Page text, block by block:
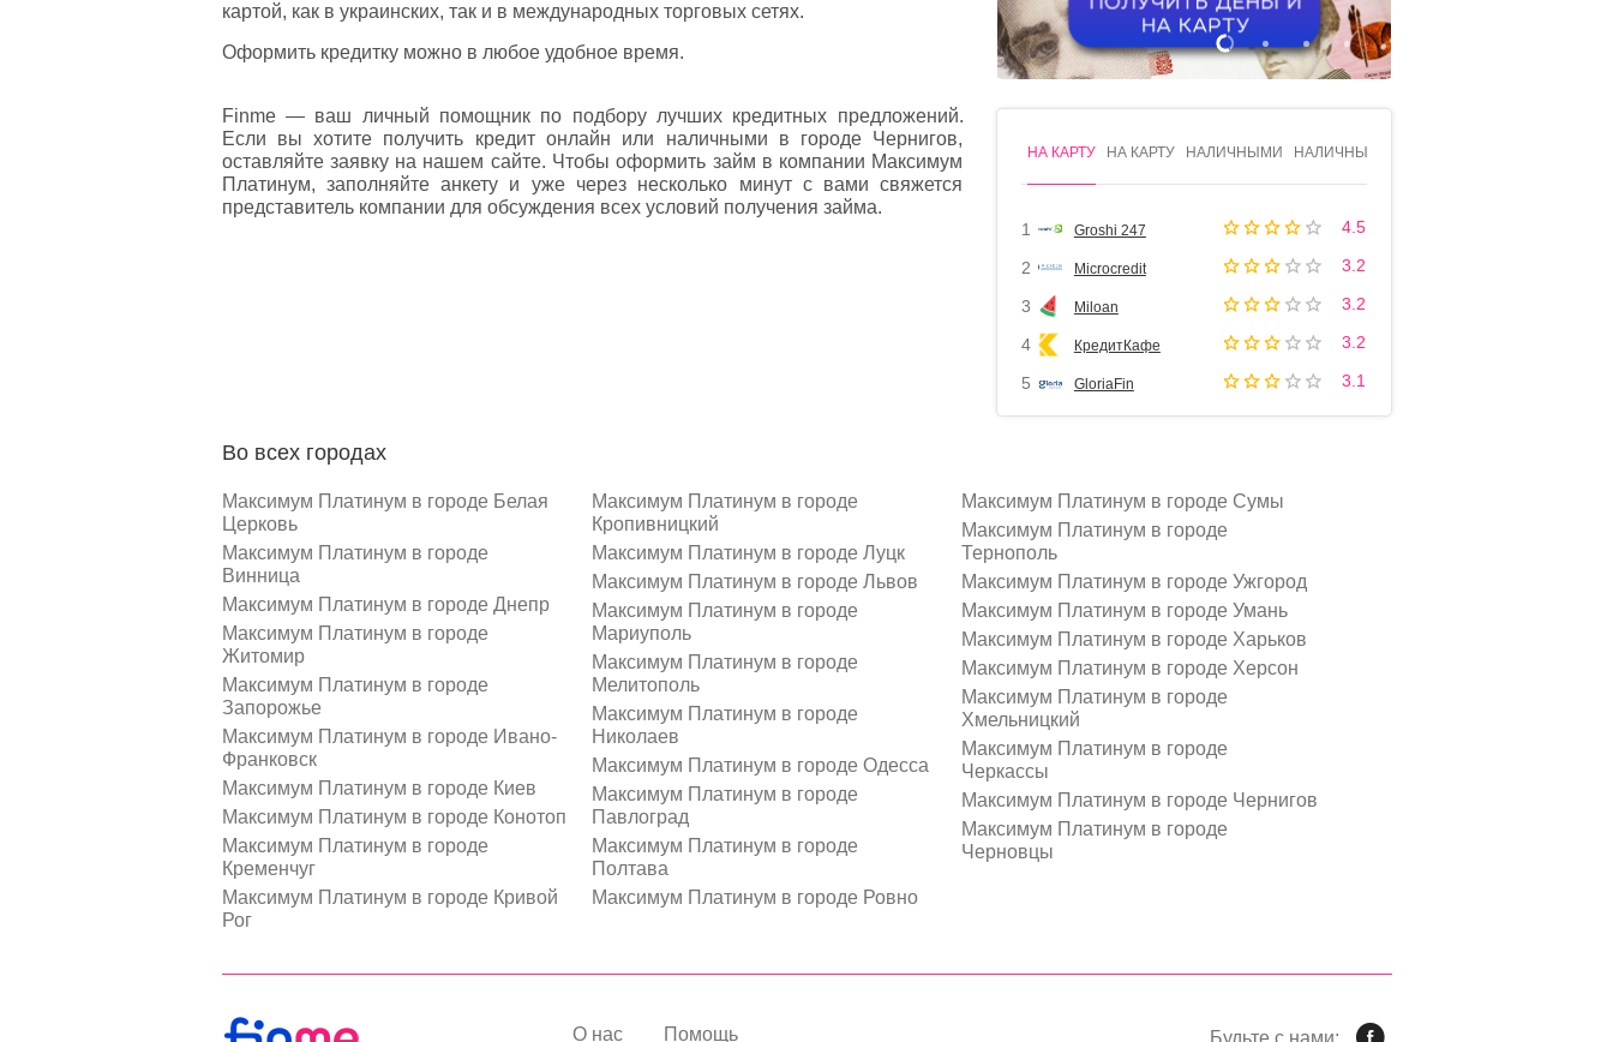
картой, как в украинских, так и в международных торговых сетях.
Оформить кредитку можно в любое удобное время.
Finme — ваш личный помощник по подбору лучших кредитных предложений.
Если вы хотите получить кредит онлайн или наличными в городе Чернигов,
оставляйте заявку на нашем сайте. Чтобы оформить займ в компании Максимум
Платинум, заполняйте анкету и уже через несколько минут с вами свяжется
представитель компании для обсуждения всех условий получения займа.
1 2 3 4
НА КАРТУ НА КАРТУ НАЛИЧНЫМИ НАЛИЧНЫМИ
1 Groshi 247 4.5
2 Microcredit 3.2
3 Miloan 3.2
4 КредитКафе 3.2
5 GloriaFin 3.1
Во всех городах
Максимум Платинум в городе Белая
Церковь
Максимум Платинум в городе
Винница
Максимум Платинум в городе Днепр
Максимум Платинум в городе
Житомир
Максимум Платинум в городе
Запорожье
Максимум Платинум в городе Ивано-
Франковск
Максимум Платинум в городе Киев
Максимум Платинум в городе Конотоп
Максимум Платинум в городе
Кременчуг
Максимум Платинум в городе Кривой
Рог
Максимум Платинум в городе
Кропивницкий
Максимум Платинум в городе Луцк
Максимум Платинум в городе Львов
Максимум Платинум в городе
Мариуполь
Максимум Платинум в городе
Мелитополь
Максимум Платинум в городе
Николаев
Максимум Платинум в городе Одесса
Максимум Платинум в городе
Павлоград
Максимум Платинум в городе
Полтава
Максимум Платинум в городе Ровно
Максимум Платинум в городе Сумы
Максимум Платинум в городе
Тернополь
Максимум Платинум в городе Ужгород
Максимум Платинум в городе Умань
Максимум Платинум в городе Харьков
Максимум Платинум в городе Херсон
Максимум Платинум в городе
Хмельницкий
Максимум Платинум в городе
Черкассы
Максимум Платинум в городе Чернигов
Максимум Платинум в городе
Черновцы
О нас Помощь